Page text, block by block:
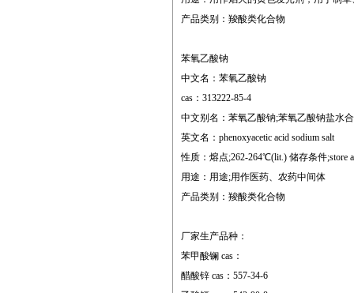
产品类别：羧酸类化合物
苯氧乙酸钠
中文名：苯氧乙酸钠
cas：313222-85-4
中文别名：苯氧乙酸钠;苯氧乙酸钠盐水
英文名：phenoxyacetic acid sodium salt
性质：熔点;262-264℃(lit.) 储存条件;store at
用途：用途;用作医药、农药中间体
产品类别：羧酸类化合物
厂家生产品种：
苯甲酸镧 cas：
醋酸锌 cas：557-34-6